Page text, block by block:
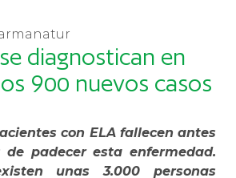
diagnostican en
900 nuevos casos
con ELA fallecen antes
de padecer esta enfermedad.
unas 3.000 personas